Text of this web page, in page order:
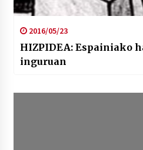
2016/05/23
HIZPIDEA: Espainiako
inguruan